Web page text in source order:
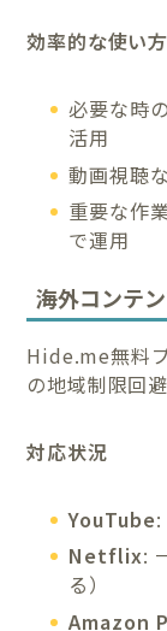
効率的な使い
必要な時
活用
動画視聴
重要な作
で運用
海外コンテ
Hide.me無料
の地域制限回
対応状況
YouTube
Netflix:
る）
Amazon